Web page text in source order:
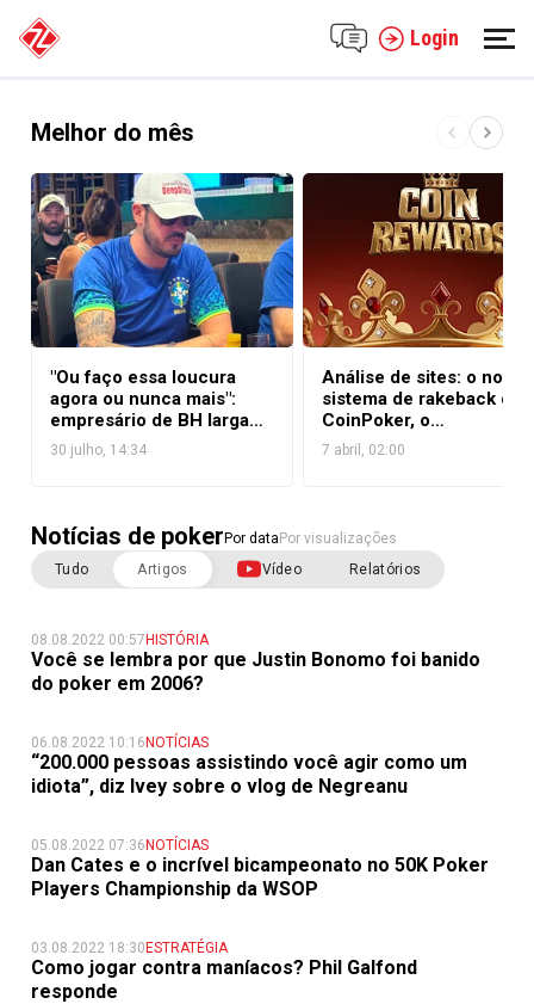
Login
Melhor do mês
"Ou faço essa loucura
agora ou nunca mais":
empresário de BH larga
rotina por 90 dias para
viver de poker em Las
30 julho, 14:34
Análise de sites: o novo
sistema de rakeback do
CoinPoker, o
CoinRewards
7 abril, 02:00
Notícias de poker Por data Por visualizações
Tudo
Artigos Vídeo Relatórios
08.08.2022 00:57 HISTÓRIA
Você se lembra por que Justin Bonomo foi banido
do poker em 2006?
06.08.2022 10:16 NOTÍCIAS
“200.000 pessoas assistindo você agir como um
idiota”, diz Ivey sobre o vlog de Negreanu
05.08.2022 07:36 NOTÍCIAS
Dan Cates e o incrível bicampeonato no 50K Poker
Players Championship da WSOP
03.08.2022 18:30 ESTRATÉGIA
Como jogar contra maníacos? Phil Galfond
responde